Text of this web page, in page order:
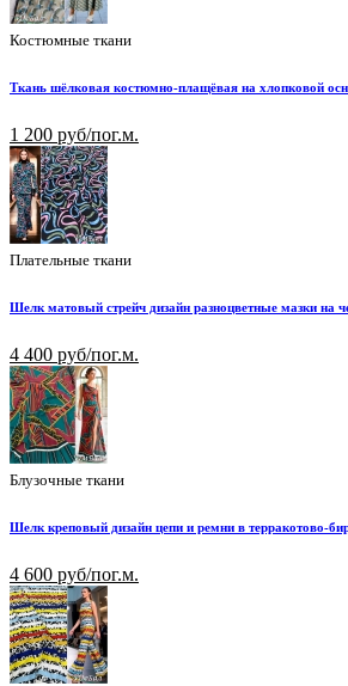
Костюмные ткани
Ткань шёлковая костюмно-плащёвая на хлопковой
1 200 руб/пог.м.
Плательные ткани
Шелк матовый стрейч дизайн разноцветные мазки на
4 400 руб/пог.м.
Блузочные ткани
Шелк креповый дизайн цепи и ремни в терракотово-
4 600 руб/пог.м.